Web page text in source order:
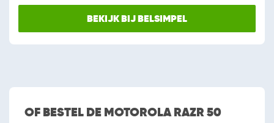
BEKIJK BIJ BELSIMPEL
OF BESTEL DE MOTOROLA RAZR 50